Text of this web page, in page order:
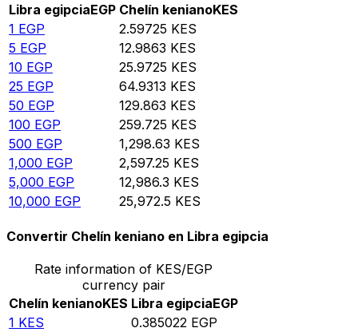
Libra egipciaEGP Chelín kenianoKES
1 EGP 2.59725 KES
5 EGP 12.9863 KES
10 EGP 25.9725 KES
25 EGP 64.9313 KES
50 EGP 129.863 KES
100 EGP 259.725 KES
500 EGP 1,298.63 KES
1,000 EGP 2,597.25 KES
5,000 EGP 12,986.3 KES
10,000 EGP 25,972.5 KES
Convertir Chelín keniano en Libra egipcia
Rate information of KES/EGP
currency pair
Chelín kenianoKES Libra egipciaEGP
1 KES 0.385022 EGP